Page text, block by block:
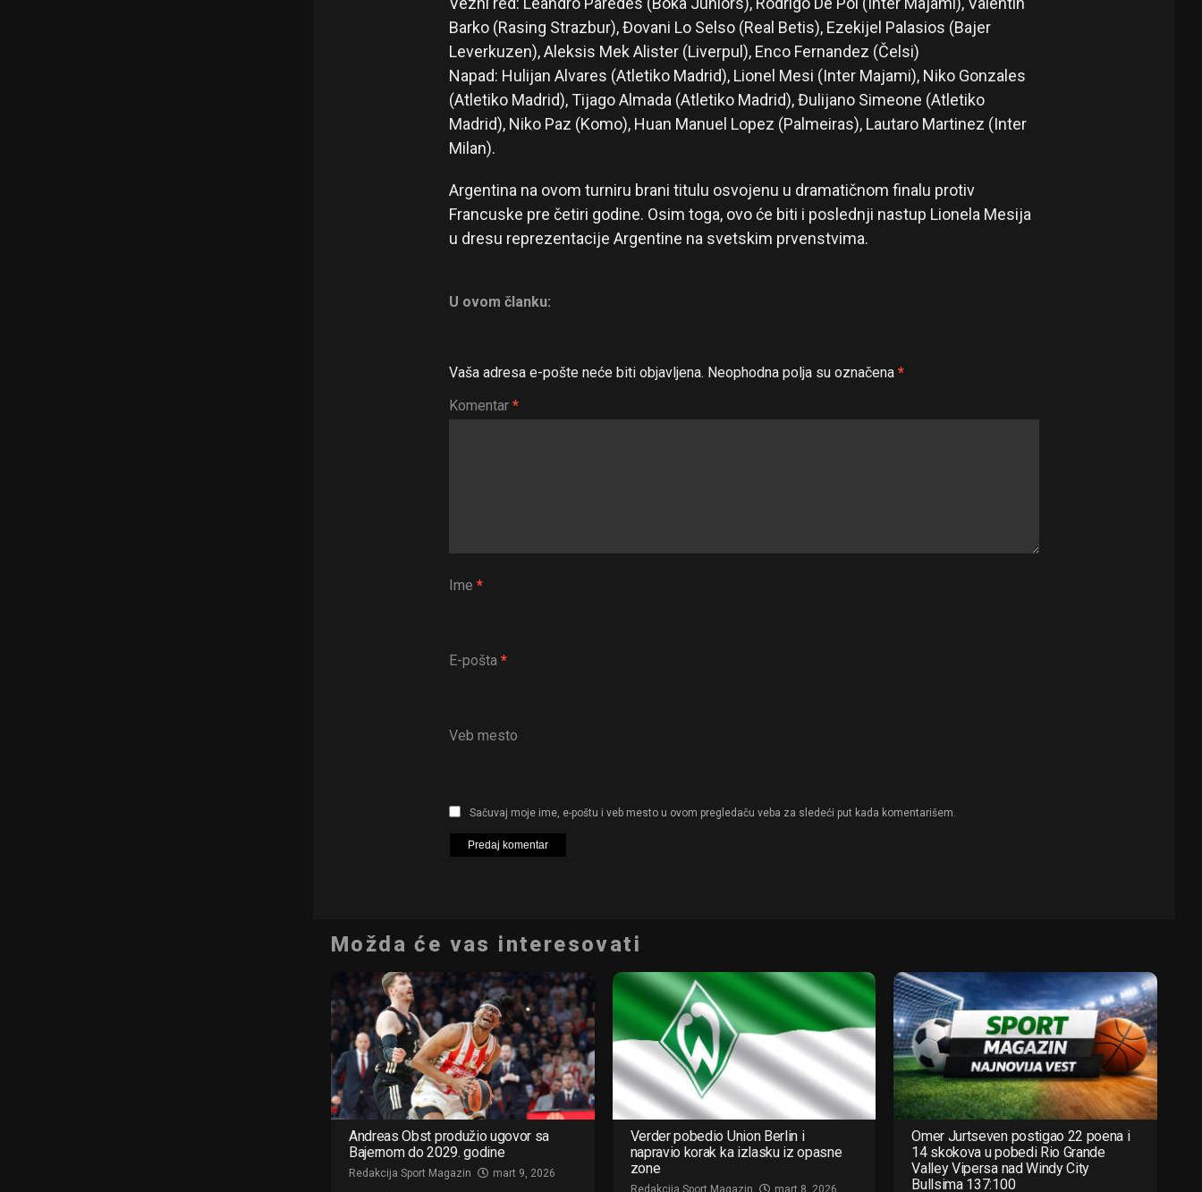
Barko (Rasing Strazbur), Đovani Lo Selso (Real Betis), Ezekijel Palasios (Bajer
Leverkuzen), Aleksis Mek Alister (Liverpul), Enco Fernandez (Čelsi)
Napad: Hulijan Alvares (Atletiko Madrid), Lionel Mesi (Inter Majami), Niko Gonzales
(Atletiko Madrid), Tijago Almada (Atletiko Madrid), Đulijano Simeone (Atletiko
Madrid), Niko Paz (Komo), Huan Manuel Lopez (Palmeiras), Lautaro Martinez (Inter
Milan).
Argentina na ovom turniru brani titulu osvojenu u dramatičnom finalu protiv
Francuske pre četiri godine. Osim toga, ovo će biti i poslednji nastup Lionela Mesija
u dresu reprezentacije Argentine na svetskim prvenstvima.
U ovom članku:
Vaša adresa e-pošte neće biti objavljena. Neophodna polja su označena *
Komentar *
Ime *
E-pošta *
Veb mesto
Sačuvaj moje ime, e-poštu i veb mesto u ovom pregledaču veba za sledeći put kada komentarišem.
Možda će vas interesovati
Andreas Obst produžio ugovor sa
Bajernom do 2029. godine
Redakcija Sport Magazin mart 9, 2026
Verder pobedio Union Berlin i
napravio korak ka izlasku iz opasne
zone
Redakcija Sport Magazin mart 8, 2026
Omer Jurtseven postigao 22 poena i
14 skokova u pobedi Rio Grande
Valley Vipersa nad Windy City
Bullsima 137:100